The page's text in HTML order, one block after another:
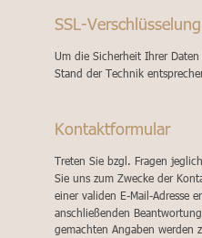
SSL-Verschlüsselung
Um die Sicherheit Ihrer
Stand der Technik
Kontaktformular
Treten Sie bzgl. Fragen
Sie uns zum Zwecke der
einer validen E-Mail-Adresse
anschließenden
gemachten Angaben werden